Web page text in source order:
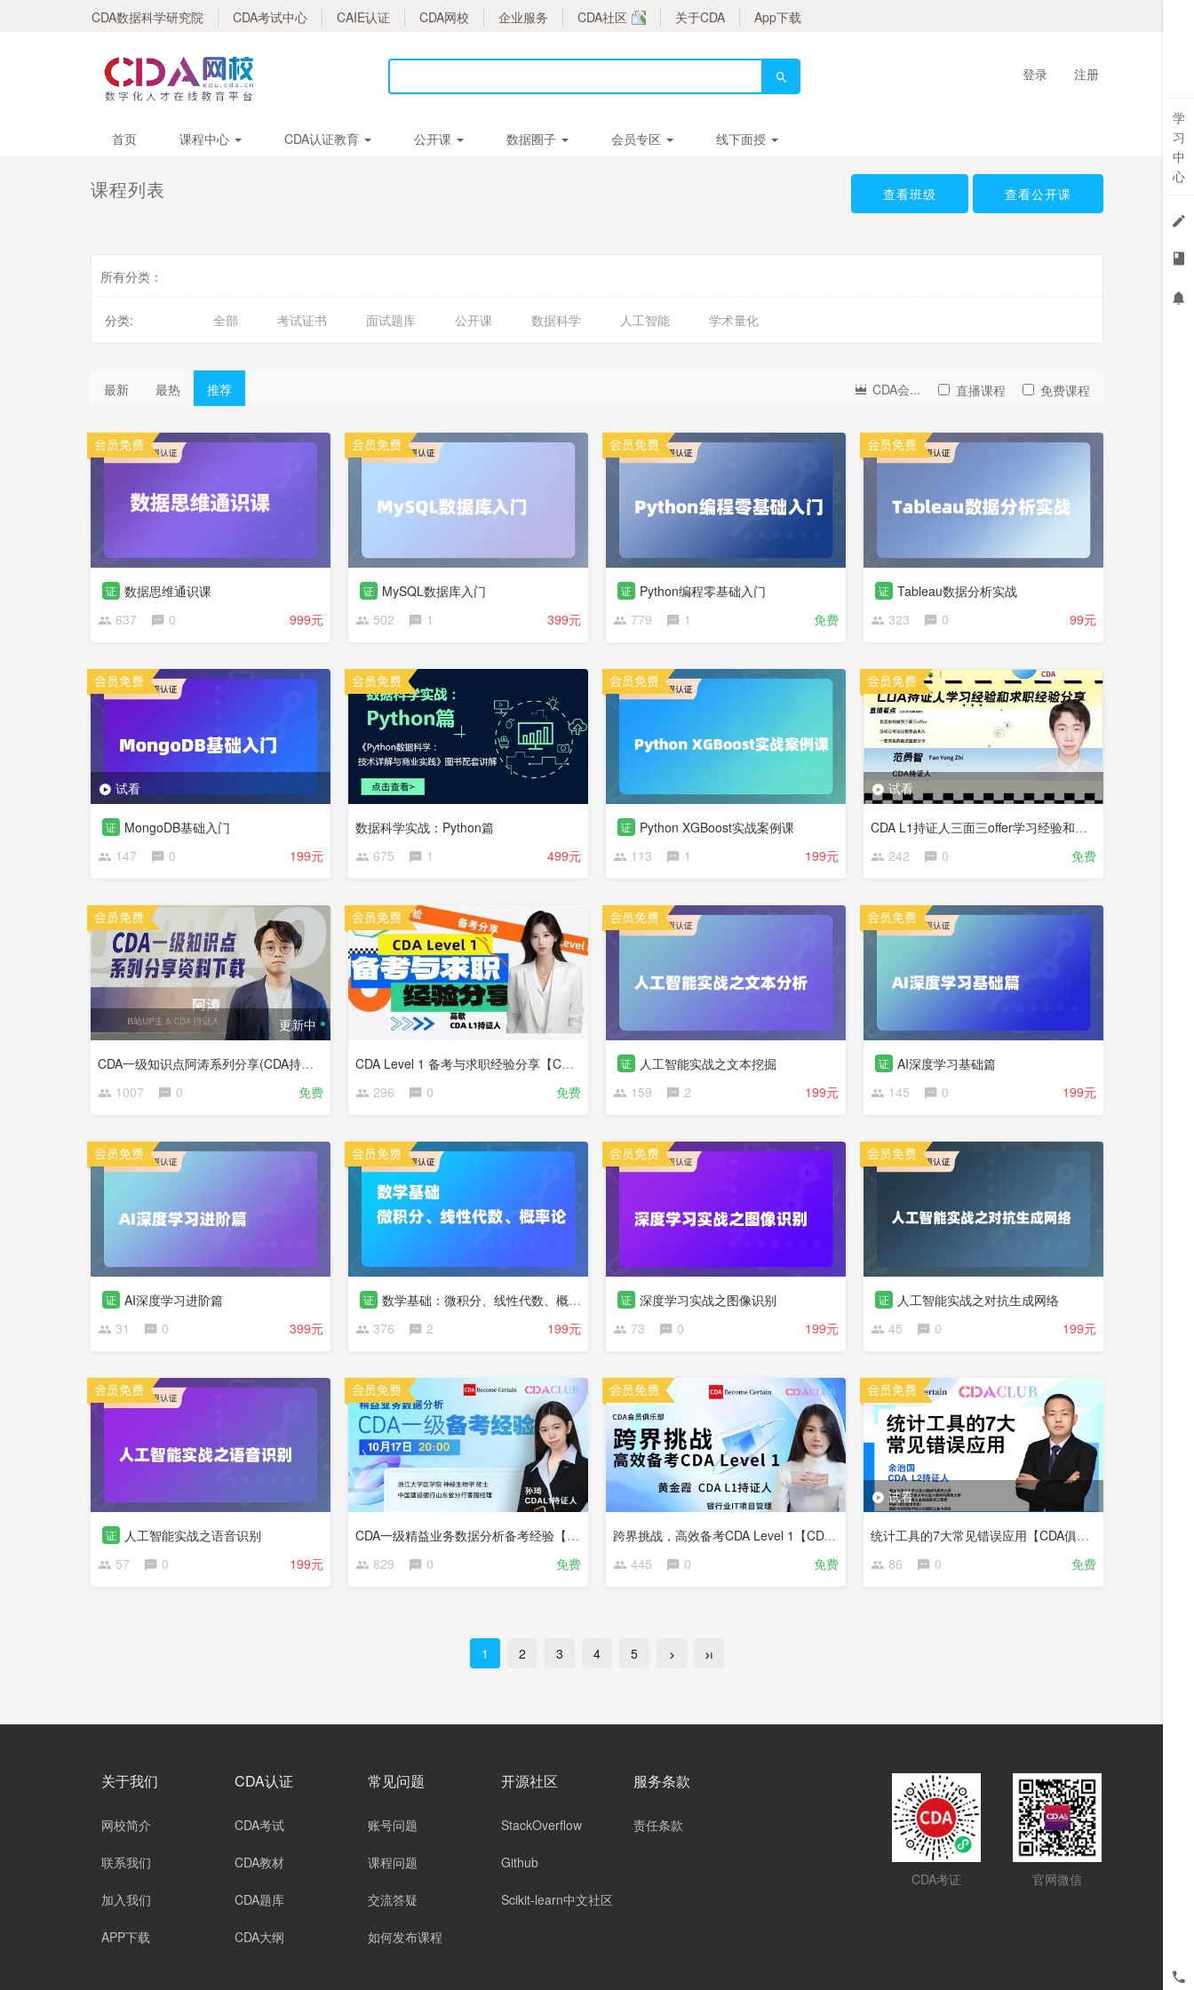
CDA数据科学研究院 CDA考试中心 CAIE认证 CDA网校 企业服务 CDA社区 关于CDA App下载
登录 注册
首页 课程中心 CDA认证教育 公开课 数据圈子 会员专区 线下面授
课程列表 查看班级 查看公开课
所有分类：
分类: 全部 考试证书 面试题库 公开课 数据科学 人工智能 学术量化
最新 最热 推荐 CDA会... 直播课程 免费课程
证 数据思维通识课
637
0 999元
证 MySQL数据库入门
502
1 399元
证 Python编程零基础入门
779
1 免费
证 Tableau数据分析实战
323
0 99元
试看
证 MongoDB基础入门
147
0 199元
数据科学实战：Python篇
675
1 499元
证 Python XGBoost实战案例课
113
1 199元
试看
CDA L1持证人三面三offer学习经验和求职经验分享【CDA俱乐部会员分享】
242
0 免费
更新中
CDA一级知识点阿涛系列分享(CDA持证人阿涛串讲一级)【CDA俱乐部会员分享】
1007
0 免费
CDA Level 1 备考与求职经验分享【CDA俱乐部会员分享】
296
0 免费
证
人工智能实战之文本挖掘
159
2 199元
证 AI深度学习基础篇
145
0 199元
证 AI深度学习进阶篇
31
0 399元
证 数学基础：微积分、线性代数、概率论
376
2 199元
证 深度学习实战之图像识别
73
0 199元
证
人工智能实战之对抗生成网络
45
0 199元
证
人工智能实战之语音识别
57
0 199元
CDA一级精益业务数据分析备考经验【CDA俱乐部会员分享】
829
0 免费
跨界挑战，高效备考CDA Level 1【CDA俱乐部会员分享】
445
0 免费
试看
统计工具的7大常见错误应用【CDA俱乐部会员分享】
86
0 免费
1 2 3 4 5
关于我们
网校简介
联系我们
加入我们
APP下载
CDA认证
CDA考试
CDA教材
CDA题库
CDA大纲
常见问题
账号问题
课程问题
交流答疑
如何发布课程
开源社区
StackOverflow
Github
Scikit-learn中文社区
服务条款
责任条款
CDA考证 官网微信
学
习
中
心